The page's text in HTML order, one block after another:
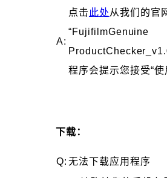
A:
点击 此处 从我们的官
“FujifilmGenuine
程序会提示您接受“使
下载：
Q: 无法下载应用程序